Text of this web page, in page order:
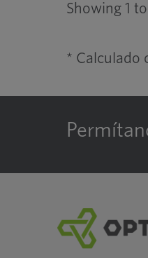
Showing 1
* Calculado